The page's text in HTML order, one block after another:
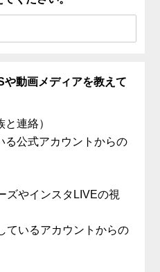
動画メディアを教えて
連絡）
る公式アカウントからの
ズやインスタLIVEの視
ているアカウントからの